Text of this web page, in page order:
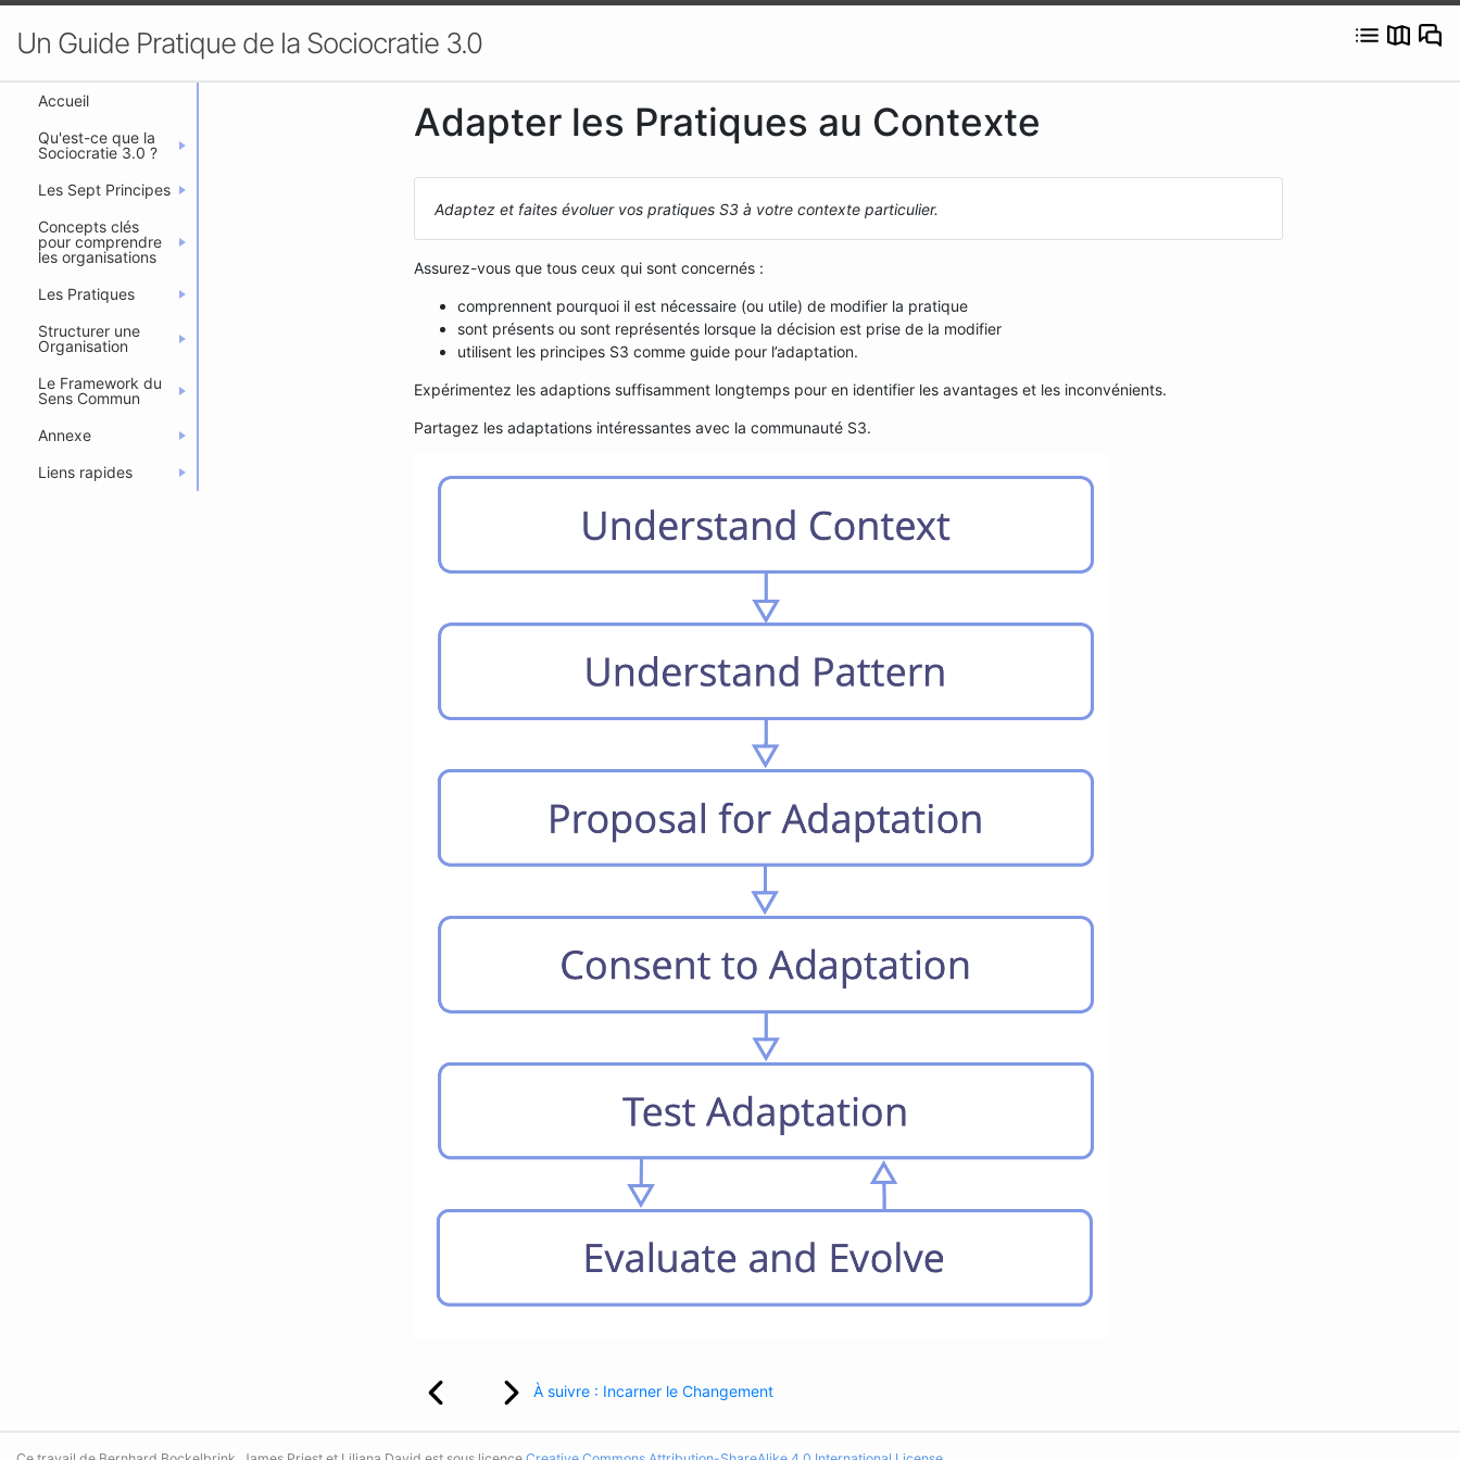
Un Guide Pratique de la Sociocratie 3.0
Accueil
Qu'est-ce que la
Sociocratie 3.0 ?
Les Sept Principes
Concepts clés
pour comprendre
les organisations
Les Pratiques
Structurer une
Organisation
Le Framework du
Sens Commun
Annexe
Liens rapides
Adapter les Pratiques au Contexte
Adaptez et faites évoluer vos pratiques S3 à votre contexte particulier.
Assurez-vous que tous ceux qui sont concernés :
comprennent pourquoi il est nécessaire (ou utile) de modifier la pratique
sont présents ou sont représentés lorsque la décision est prise de la modifier
utilisent les principes S3 comme guide pour l’adaptation.
Expérimentez les adaptions suffisamment longtemps pour en identifier les avantages et les inconvénients.
Partagez les adaptations intéressantes avec la communauté S3.
À suivre : Incarner le Changement